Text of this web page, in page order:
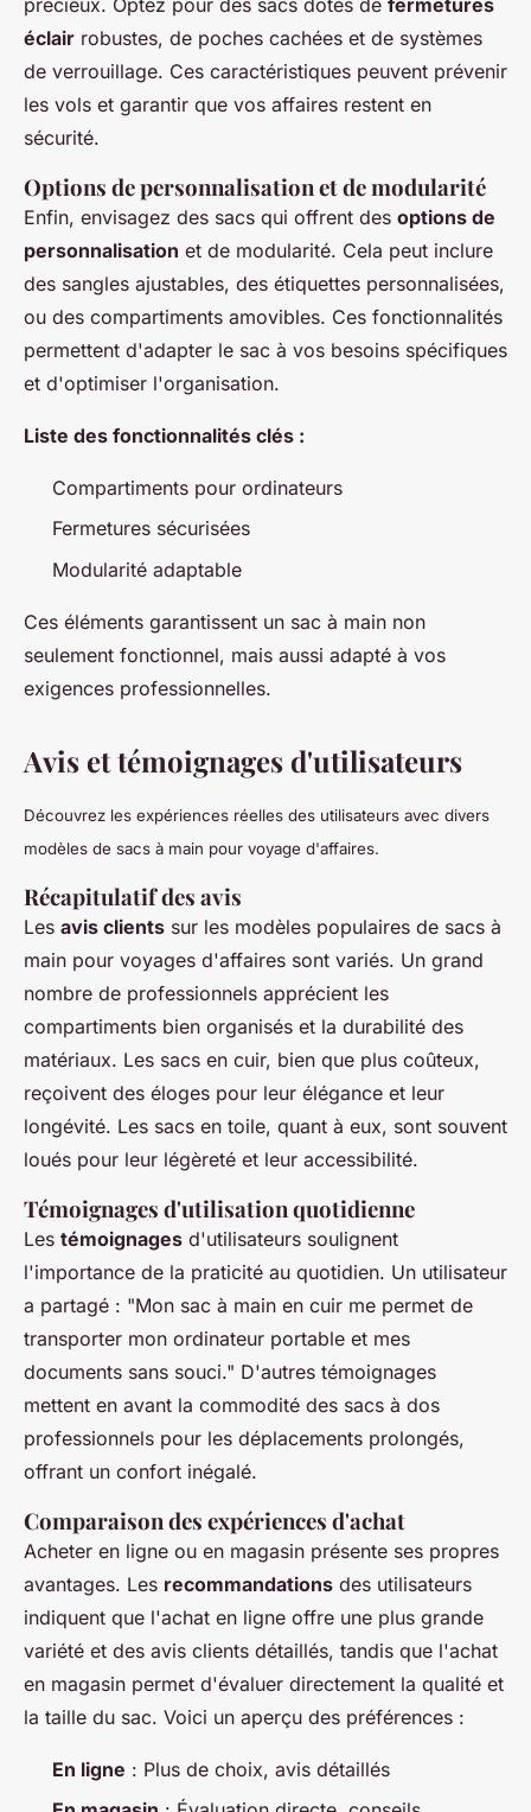
éclair robustes, de poches cachées et de systèmes
de verrouillage. Ces caractéristiques peuvent prévenir
les vols et garantir que vos affaires restent en
sécurité.
Options de personnalisation et de modularité
Enfin, envisagez des sacs qui offrent des options de
personnalisation et de modularité. Cela peut inclure
des sangles ajustables, des étiquettes personnalisées,
ou des compartiments amovibles. Ces fonctionnalités
permettent d'adapter le sac à vos besoins spécifiques
et d'optimiser l'organisation.
Liste des fonctionnalités clés :
Compartiments pour ordinateurs
Fermetures sécurisées
Modularité adaptable
Ces éléments garantissent un sac à main non
seulement fonctionnel, mais aussi adapté à vos
exigences professionnelles.
Avis et témoignages d'utilisateurs
Découvrez les expériences réelles des utilisateurs avec divers
modèles de sacs à main pour voyage d'affaires.
Récapitulatif des avis
Les avis clients sur les modèles populaires de sacs à
main pour voyages d'affaires sont variés. Un grand
nombre de professionnels apprécient les
compartiments bien organisés et la durabilité des
matériaux. Les sacs en cuir, bien que plus coûteux,
reçoivent des éloges pour leur élégance et leur
longévité. Les sacs en toile, quant à eux, sont souvent
loués pour leur légèreté et leur accessibilité.
Témoignages d'utilisation quotidienne
Les témoignages d'utilisateurs soulignent
l'importance de la praticité au quotidien. Un utilisateur
a partagé : "Mon sac à main en cuir me permet de
transporter mon ordinateur portable et mes
documents sans souci." D'autres témoignages
mettent en avant la commodité des sacs à dos
professionnels pour les déplacements prolongés,
offrant un confort inégalé.
Comparaison des expériences d'achat
Acheter en ligne ou en magasin présente ses propres
avantages. Les recommandations des utilisateurs
indiquent que l'achat en ligne offre une plus grande
variété et des avis clients détaillés, tandis que l'achat
en magasin permet d'évaluer directement la qualité et
la taille du sac. Voici un aperçu des préférences :
En ligne : Plus de choix, avis détaillés